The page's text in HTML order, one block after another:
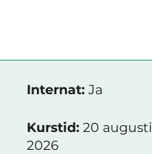
Internat: Ja
Kurstid: 20
2026